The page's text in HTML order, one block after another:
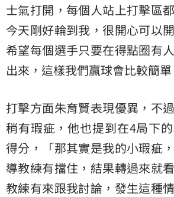
士氣打開，每個人站上打擊區
今天剛好輪到我，很開心可以
希望每個選手只要在得點圈有
出來，這樣我們贏球會比較簡單
打擊方面朱育賢表現優異，不
稍有瑕疵，他也提到在4局下
得分，「那其實是我的小瑕疵
導教練有擋住，結果轉過來就
教練有來跟我討論，發生這種